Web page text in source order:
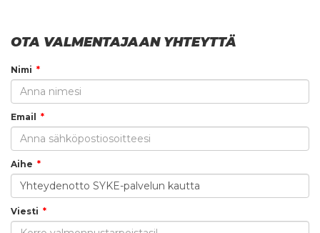
OTA VALMENTAJAAN YHTEYTTÄ
Nimi
Email
Aihe
Viesti